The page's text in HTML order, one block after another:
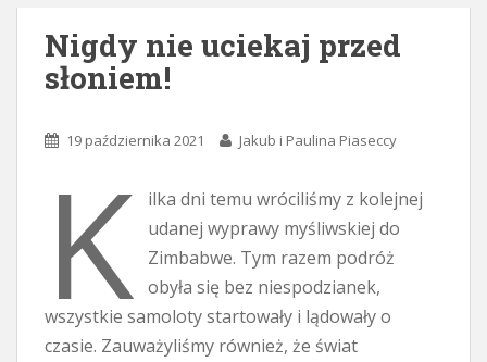
Nigdy nie uciekaj przed
słoniem!
19 października 2021 Jakub i Paulina Piaseccy
K
ilka dni temu wróciliśmy z kolejnej
udanej wyprawy myśliwskiej do
Zimbabwe. Tym razem podróż
obyła się bez niespodzianek,
wszystkie samoloty startowały i lądowały o
czasie. Zauważyliśmy również, że świat